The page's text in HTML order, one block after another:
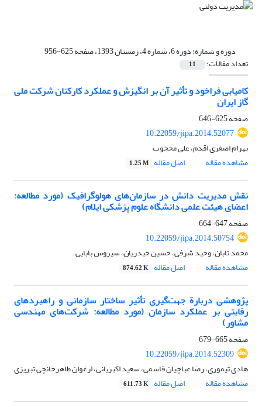
دوره و شماره:دوره 6، شماره 4، زمستان 1393، صفحه 625-956
تعداد مقالات: 11
کامیابی فراخود و تأثیر آن بر انگیزش و عملکرد کارکنان شرکت ملی
گاز ایران
صفحه625-646
10.22059/jipa.2014.52077
بهرام اصغری اقدم، علی محجوب
مشاهده مقاله
اصل مقاله 1.25 M
نقش مدیریت دانش در سازمان‌های هولوگرافیک (مورد مطالعه:
اعضای هیئت علمی دانشگاه علوم پزشکی ایلام)
صفحه647-664
10.22059/jipa.2014.50754
محمد تابان، وحید شرفی، حسین حیدریان، سیروس بابایی
مشاهده مقاله
اصل مقاله 874.62 K
پژوهشی دربارة جهت‌گیری تأثیر ساختار سازمانی و راهبردهای
رقابتی بر عملکرد سازمان (مورد مطالعه: شرکت‌های مهندسی
مشاور)
صفحه665-679
10.22059/jipa.2014.52309
هادی تیموری، رضا عباچیان قاسمی، سعید اکبریانی، ارغوان طاهرخانچی تبریزی
مشاهده مقاله
اصل مقاله 611.73 K